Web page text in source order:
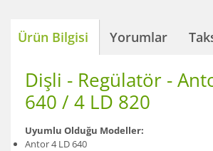
Ürün Bilgisi Yorumlar
Dişli - Regülatör -
640 / 4 LD 820
Uyumlu Olduğu Modeller:
Antor 4 LD 640